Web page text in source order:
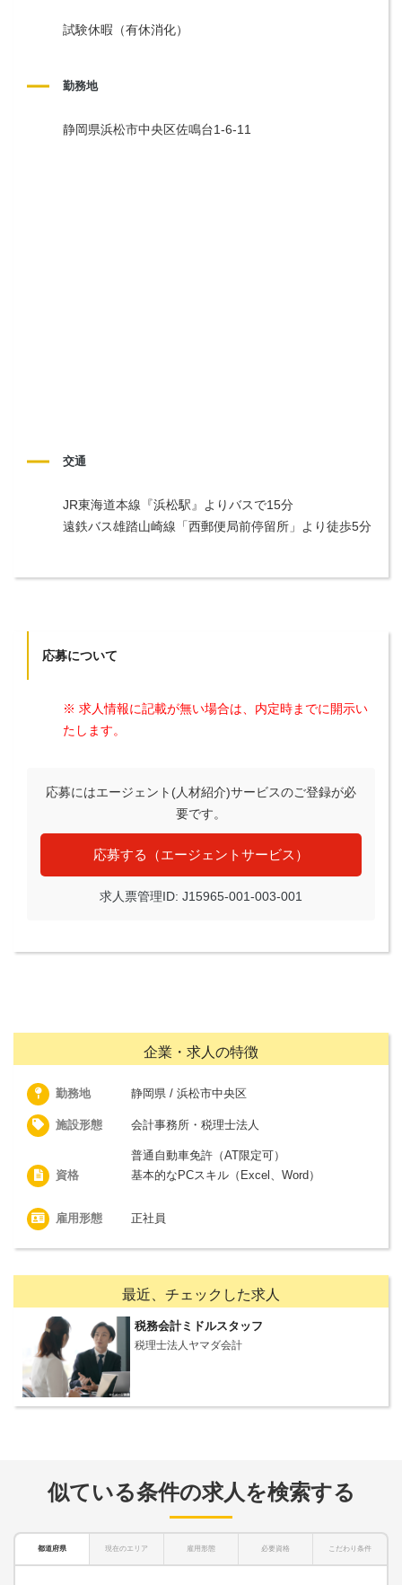
試験休暇（有休消化）
勤務地
静岡県浜松市中央区佐鳴台1-6-11
交通
JR東海道本線『浜松駅』よりバスで15分
遠鉄バス雄踏山崎線「西郵便局前停留所」より徒歩5分
応募について
※ 求人情報に記載が無い場合は、内定時までに開示い
たします。
応募にはエージェント(人材紹介)サービスのご登録が必
要です。
応募する（エージェントサービス）
求人票管理ID: J15965-001-003-001
企業・求人の特徴
勤務地 静岡県 / 浜松市中央区
施設形態 会計事務所・税理士法人
資格
普通自動車免許（AT限定可）
基本的なPCスキル（Excel、Word）
雇用形態 正社員
最近、チェックした求人
税務会計ミドルスタッフ
税理士法人ヤマダ会計
似ている条件の求人を検索する
都道府県 現在のエリア 雇用形態 必要資格 こだわり条件